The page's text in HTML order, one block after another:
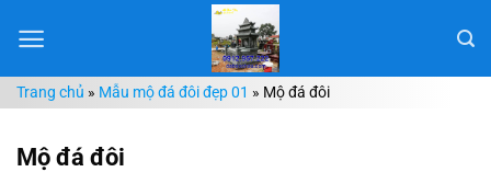
đến
dungTrang chủ » Mẫu mộ đá đôi đẹp 01 » Mộ đá đôi
Mộ đá đôi